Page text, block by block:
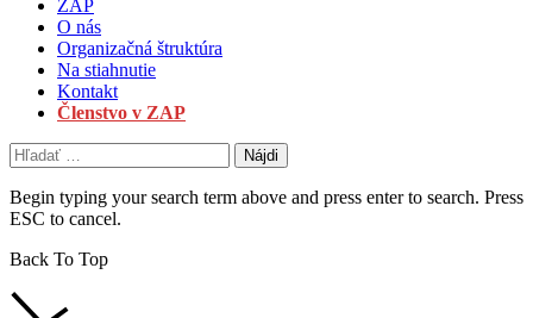
ZAP
O nás
Organizačná štruktúra
Na stiahnutie
Kontakt
Členstvo v ZAP
Begin typing your search term above and press enter to search. Press
ESC to cancel.
Back To Top